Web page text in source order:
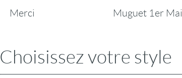
Merci
Muguet 1er Mai
Choisissez votre style